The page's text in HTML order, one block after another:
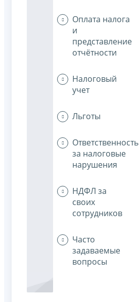
Оплата налога
и
представление
отчётности
Налоговый
учет
Льготы
Ответственность
за налоговые
нарушения
НДФЛ за
своих
сотрудников
Часто
задаваемые
вопросы